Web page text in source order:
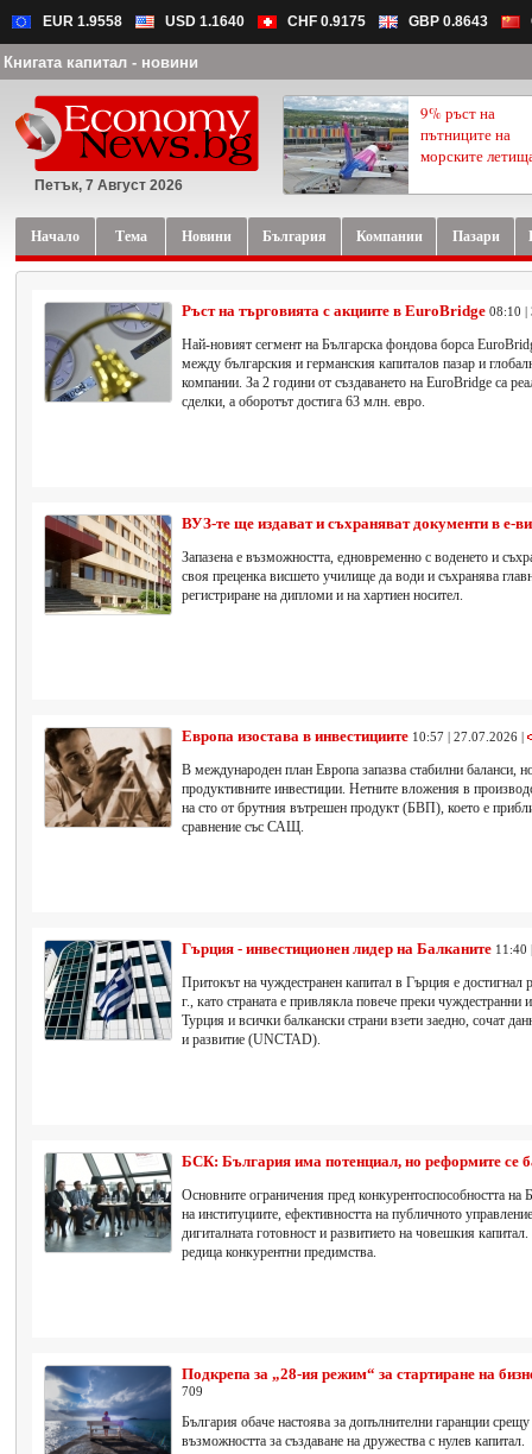
EUR 1.9558 USD 1.1640 CHF 0.9175 GBP 0.8643
Книгата капитал - новини
Петък, 7 Август 2026
9% ръст на
пътниците на
морските
Начало Тема Новини България Компании Пазари
Ръст на търговията с акциите в EuroBridge 08:10 |
Най-новият сегмент на Българска фондова борса
между българския и германския капиталов пазар и
компании. За 2 години от създаването на EuroBridge са
сделки, а оборотът достига 63 млн. евро.
ВУЗ-те ще издават и съхраняват документи в е-
Запазена е възможността, едновременно с воденето и
своя преценка висшето училище да води и съхранява
регистриране на дипломи и на хартиен носител.
Европа изостава в инвестициите 10:57 | 27.07.2026 |
В международен план Европа запазва стабилни баланси,
продуктивните инвестиции. Нетните вложения в
на сто от брутния вътрешен продукт (БВП), което е
сравнение със САЩ.
Гърция - инвестиционен лидер на Балканите 11:40
Притокът на чуждестранен капитал в Гърция е достигнал
г., като страната е привлякла повече преки
Турция и всички балкански страни взети заедно, сочат
и развитие (UNCTAD).
БСК: България има потенциал, но реформите се
Основните ограничения пред конкурентоспособността на
на институциите, ефективността на публичното
дигиталната готовност и развитието на човешкия
редица конкурентни предимства.
Подкрепа за „28-ия режим“ за стартиране на
709
България обаче настоява за допълнителни гаранции
възможността за създаване на дружества с нулев капитал.